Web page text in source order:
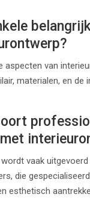
aspecten van
materialen, en de
vaak
die
esthetisch